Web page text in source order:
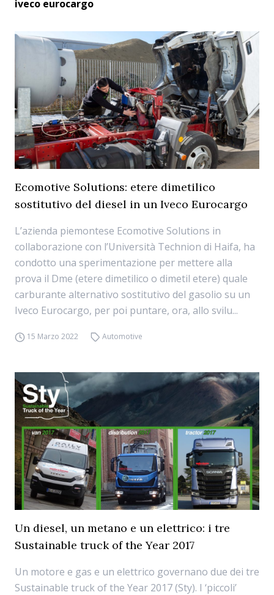
iveco eurocargo
Ecomotive Solutions: etere dimetilico
sostitutivo del diesel in un Iveco Eurocargo
L’azienda piemontese Ecomotive Solutions in
collaborazione con l’Università Technion di Haifa, ha
condotto una sperimentazione per mettere alla
prova il Dme (etere dimetilico o dimetil etere) quale
carburante alternativo sostitutivo del gasolio su un
Iveco Eurocargo, per poi puntare, ora, allo svilu...
15 Marzo 2022 Automotive
Un diesel, un metano e un elettrico: i tre
Sustainable truck of the Year 2017
Un motore e gas e un elettrico governano due dei tre
Sustainable truck of the Year 2017 (Sty). I ‘piccoli’